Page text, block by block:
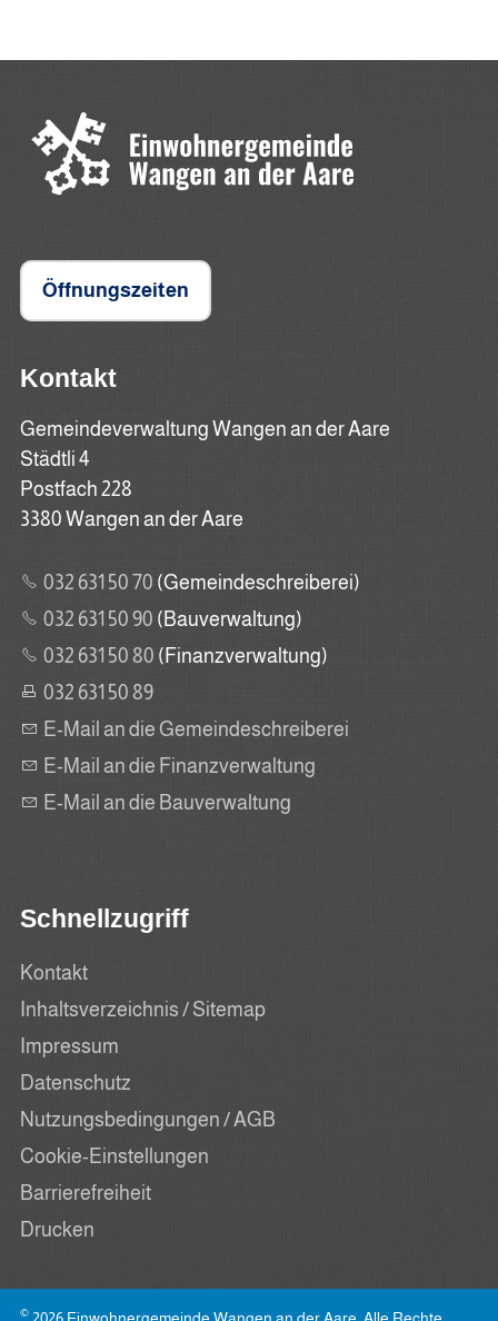
Öffnungszeiten
Kontakt
Gemeindeverwaltung Wangen an der Aare
Städtli 4
Postfach 228
3380 Wangen an der Aare
032 631 50 70 (Gemeindeschreiberei)
032 631 50 90 (Bauverwaltung)
032 631 50 80 (Finanzverwaltung)
032 631 50 89
E-Mail an die Gemeindeschreiberei
E-Mail an die Finanzverwaltung
E-Mail an die Bauverwaltung
Schnellzugriff
Kontakt
Inhaltsverzeichnis / Sitemap
Impressum
Datenschutz
Nutzungsbedingungen / AGB
Cookie-Einstellungen
Barrierefreiheit
Drucken
©